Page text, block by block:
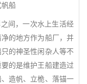
帆船
间，一次水上生活经
的地方作为船厂，并
的神圣性闲杂人等不
的是维护王船建造过
造帆、立桅、落锚一